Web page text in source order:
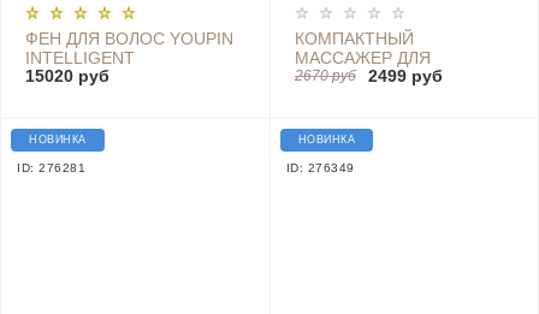
ФЕН ДЛЯ ВОЛОС YOUPIN
INTELLIGENT
TEMPERATURE CONTROL
15020 руб
КОМПАКТНЫЙ
МАССАЖЕР ДЛЯ
ПРОГРЕВА МЫШЦ
2670 руб 2499 руб
НОВИНКА
ID: 276281
НОВИНКА
ID: 276349